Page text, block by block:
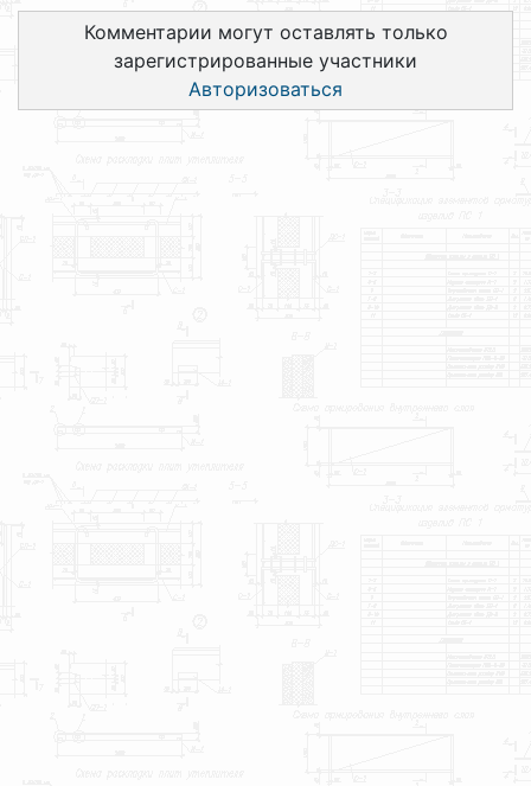
Комментарии могут оставлять только
зарегистрированные участники
Авторизоваться